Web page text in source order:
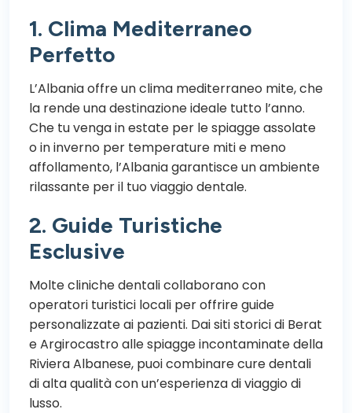
1. Clima Mediterraneo
Perfetto
L’Albania offre un clima mediterraneo mite, che
la rende una destinazione ideale tutto l’anno.
Che tu venga in estate per le spiagge assolate
o in inverno per temperature miti e meno
affollamento, l’Albania garantisce un ambiente
rilassante per il tuo viaggio dentale.
2. Guide Turistiche
Esclusive
Molte cliniche dentali collaborano con
operatori turistici locali per offrire guide
personalizzate ai pazienti. Dai siti storici di Berat
e Argirocastro alle spiagge incontaminate della
Riviera Albanese, puoi combinare cure dentali
di alta qualità con un’esperienza di viaggio di
lusso.